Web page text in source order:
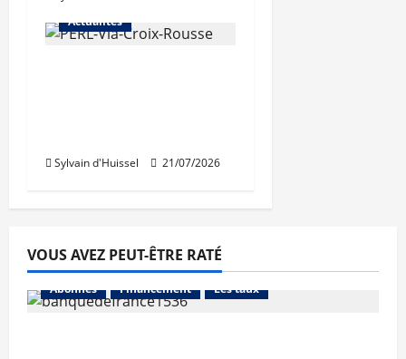
Actualités
Sylvain d'Huissel 21/07/2026
VOUS AVEZ PEUT-ÊTRE RATÉ
Abonnés Financement Les taux